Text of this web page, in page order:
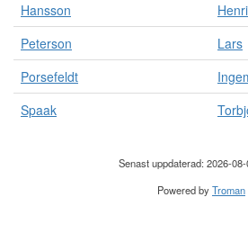
Hansson
Peterson
Lars
Porsefeldt
Spaak
Senast uppdaterad: 2026-08-
Powered byTroman